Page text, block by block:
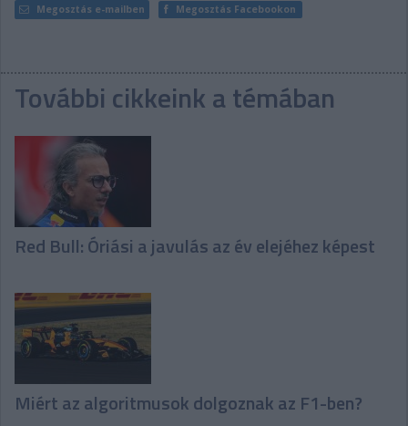
Megosztás e-mailben Megosztás Facebookon
További cikkeink a témában
Red Bull: Óriási a javulás az év elejéhez képest
Miért az algoritmusok dolgoznak az F1-ben?